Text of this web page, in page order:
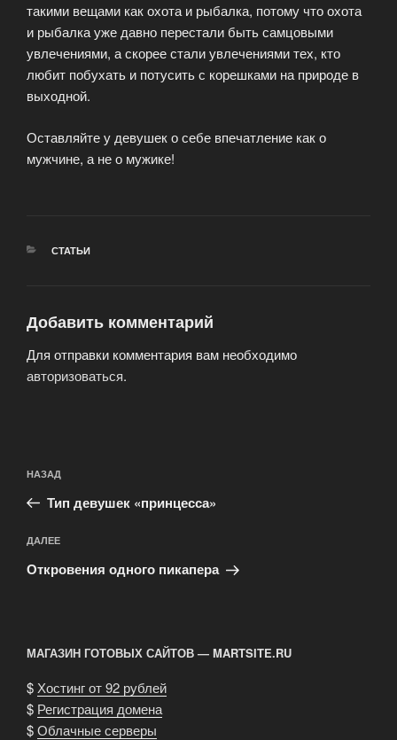
такими вещами как охота и рыбалка, потому что охота
и рыбалка уже давно перестали быть самцовыми
увлечениями, а скорее стали увлечениями тех, кто
любит побухать и потусить с корешками на природе в
выходной.
Оставляйте у девушек о себе впечатление как о
мужчине, а не о мужике!
РУБРИКИ
СТАТЬИ
Добавить комментарий
Для отправки комментария вам необходимо
авторизоваться.
по
записям
Предыдущая
запись:
НАЗАД
Тип девушек «принцесса»
Следующая
запись
ДАЛЕЕ
Откровения одного пикапера
МАГАЗИН ГОТОВЫХ САЙТОВ — MARTSITE.RU
$ Хостинг от 92 рублей
$ Регистрация домена
$Облачные серверы